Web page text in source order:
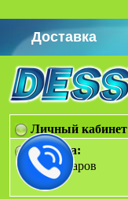
Доставка
Личный кабинет
Корзина:
Нет товаров